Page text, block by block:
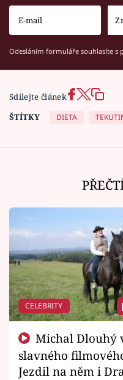
Odesláním formuláře souhlasíte s
Sdílejte článek
ŠTÍTKY
DIETA
CELEBRITY
slavného
Jezdil na něm i